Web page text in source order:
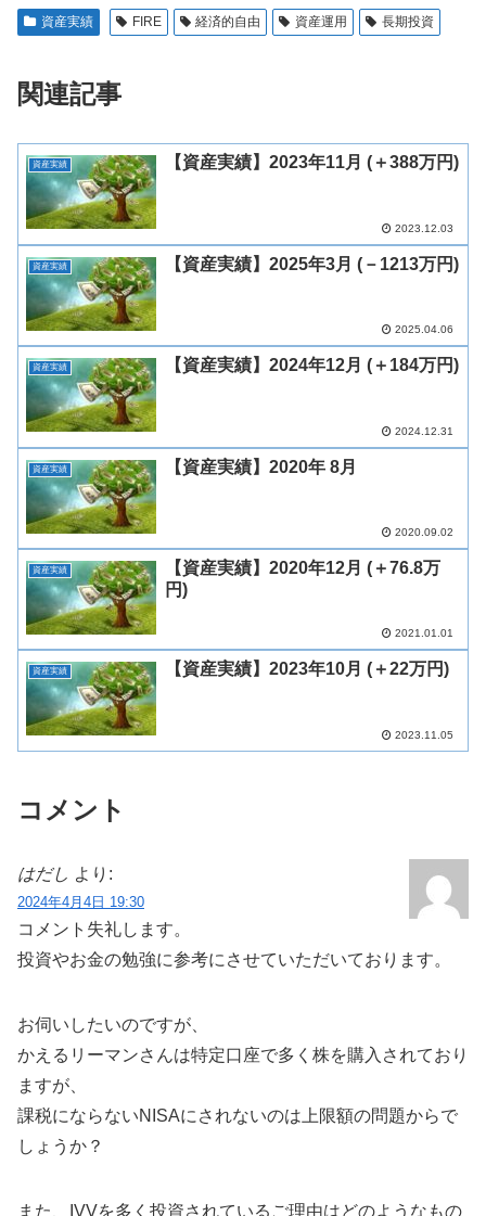
資産実績 FIRE 経済的自由 資産運用 長期投資
関連記事
資産実績 【資産実績】2023年11月 (＋388万円)
2023.12.03
資産実績 【資産実績】2025年3月 (－1213万円)
2025.04.06
資産実績 【資産実績】2024年12月 (＋184万円)
2024.12.31
資産実績 【資産実績】2020年 8月
2020.09.02
資産実績
【資産実績】2020年12月 (＋76.8万
円)
2021.01.01
資産実績 【資産実績】2023年10月 (＋22万円)
2023.11.05
コメント
はだし より:
2024年4月4日 19:30
コメント失礼します。
投資やお金の勉強に参考にさせていただいております。
お伺いしたいのですが、
かえるリーマンさんは特定口座で多く株を購入されており
ますが、
課税にならないNISAにされないのは上限額の問題からで
しょうか？
また、IVVを多く投資されているご理由はどのようなもの